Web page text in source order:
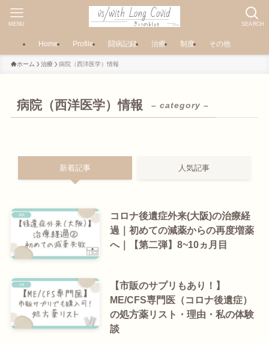
SEARCH
MENU
Home Profile 闘病記録 治療 制度 その他
ホーム 治療 病院（西洋医学）情報
病院（西洋医学）情報 – category –
新着記事 人気記事
コロナ後遺症外来(大阪)の治療経
過｜初めての減薬からの再度増薬
へ｜【第二弾】8~10ヵ月目
【市販のサプリもあり！】
ME/CFS専門医（コロナ後遺症）
の処方薬リスト・理由・私の体験
談